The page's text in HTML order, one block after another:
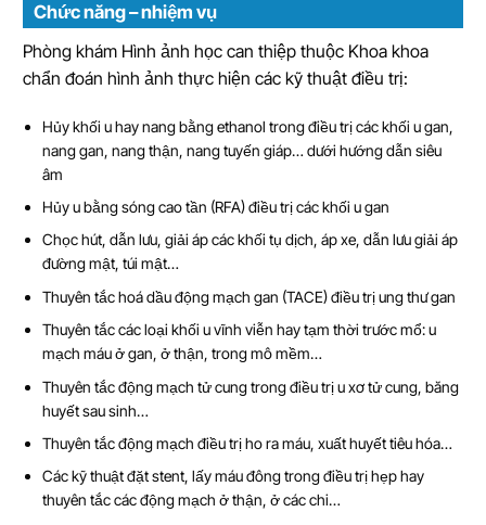
Chức năng – nhiệm vụ
Phòng khám Hình ảnh học can thiệp thuộc Khoa khoa
chẩn đoán hình ảnh thực hiện các kỹ thuật điều trị:
Hủy khối u hay nang bằng ethanol trong điều trị các khối u gan,
nang gan, nang thận, nang tuyến giáp… dưới hướng dẫn siêu
âm
Hủy u bằng sóng cao tần (RFA) điều trị các khối u gan
Chọc hút, dẫn lưu, giải áp các khối tụ dịch, áp xe, dẫn lưu giải áp
đường mật, túi mật…
Thuyên tắc hoá dầu động mạch gan (TACE) điều trị ung thư gan
Thuyên tắc các loại khối u vĩnh viễn hay tạm thời trước mổ: u
mạch máu ở gan, ở thận, trong mô mềm…
Thuyên tắc động mạch tử cung trong điều trị u xơ tử cung, băng
huyết sau sinh…
Thuyên tắc động mạch điều trị ho ra máu, xuất huyết tiêu hóa…
Các kỹ thuật đặt stent, lấy máu đông trong điều trị hẹp hay
thuyên tắc các động mạch ở thận, ở các chi…